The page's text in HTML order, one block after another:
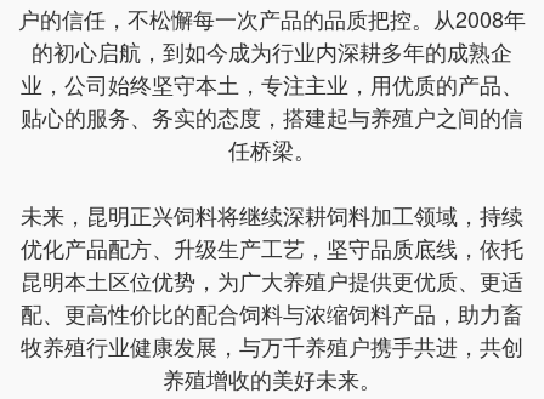
户的信任，不松懈每一次产品的品质把控。从2008年
的初心启航，到如今成为行业内深耕多年的成熟企
业，公司始终坚守本土，专注主业，用优质的产品、
贴心的服务、务实的态度，搭建起与养殖户之间的信
任桥梁。
未来，昆明正兴饲料将继续深耕饲料加工领域，持续
优化产品配方、升级生产工艺，坚守品质底线，依托
昆明本土区位优势，为广大养殖户提供更优质、更适
配、更高性价比的配合饲料与浓缩饲料产品，助力畜
牧养殖行业健康发展，与万千养殖户携手共进，共创
养殖增收的美好未来。